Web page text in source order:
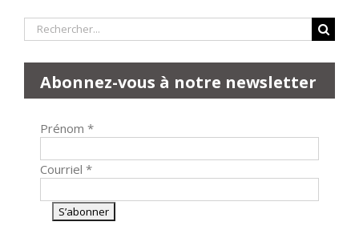
Rechercher:
Abonnez-vous à notre newsletter
Prénom *
Courriel *